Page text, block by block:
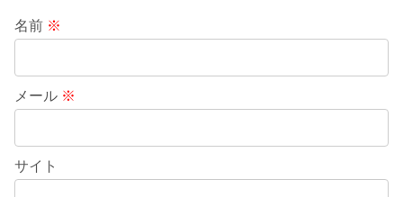
名前 ※
メール ※
サイト